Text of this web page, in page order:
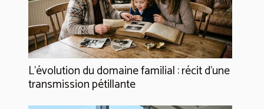
L’évolution du domaine familial : récit d’une
transmission pétillante